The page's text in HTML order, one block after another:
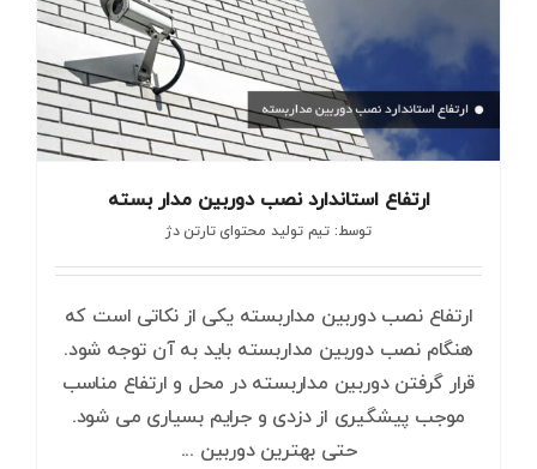
ارتفاع استاندارد نصب دوربین مدار بسته
توسط: تیم تولید محتوای تارتن دژ
ارتفاع نصب دوربین مداربسته یکی از نکاتی است که
هنگام نصب دوربین مداربسته باید به آن توجه شود.
قرار گرفتن دوربین مداربسته در محل و ارتفاع مناسب
موجب پیشگیری از دزدی و جرایم بسیاری می شود.
حتی بهترین دوربین ...